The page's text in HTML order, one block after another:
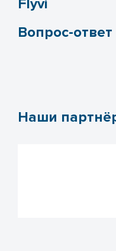
Flyvi
Вопрос-ответ
Наши